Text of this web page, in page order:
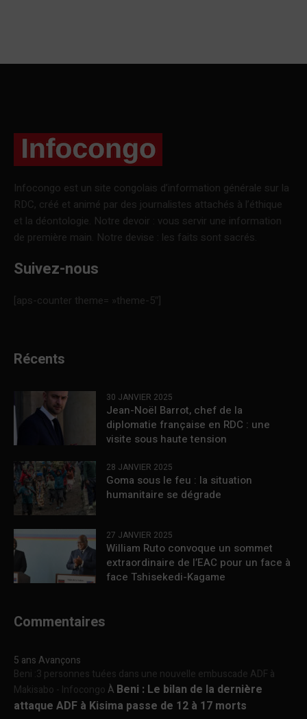
Infocongo est un site congolais d’information générale sur la
RDC, créé et animé par des journalistes attachés à l’éthique
et la déontologie. Notre devoir : vous servir une information
de première main. Notre devise : les faits sont sacrés.
Suivez-nous
[aps-counter theme= »theme-5″]
Récents
30 JANVIER 2025
Jean-Noël Barrot, chef de la
diplomatie française en RDC : une
visite sous haute tension
28 JANVIER 2025
Goma sous le feu : la situation
humanitaire se dégrade
27 JANVIER 2025
William Ruto convoque un sommet
extraordinaire de l’EAC pour un face à
face Tshisekedi-Kagame
Commentaires
5 ans Avançons
Beni :3 personnes tuées dans une nouvelle embuscade ADF à
Makisabo - InfocongoÀ Beni : Le bilan de la dernière
attaque ADF à Kisima passe de 12 à 17 morts